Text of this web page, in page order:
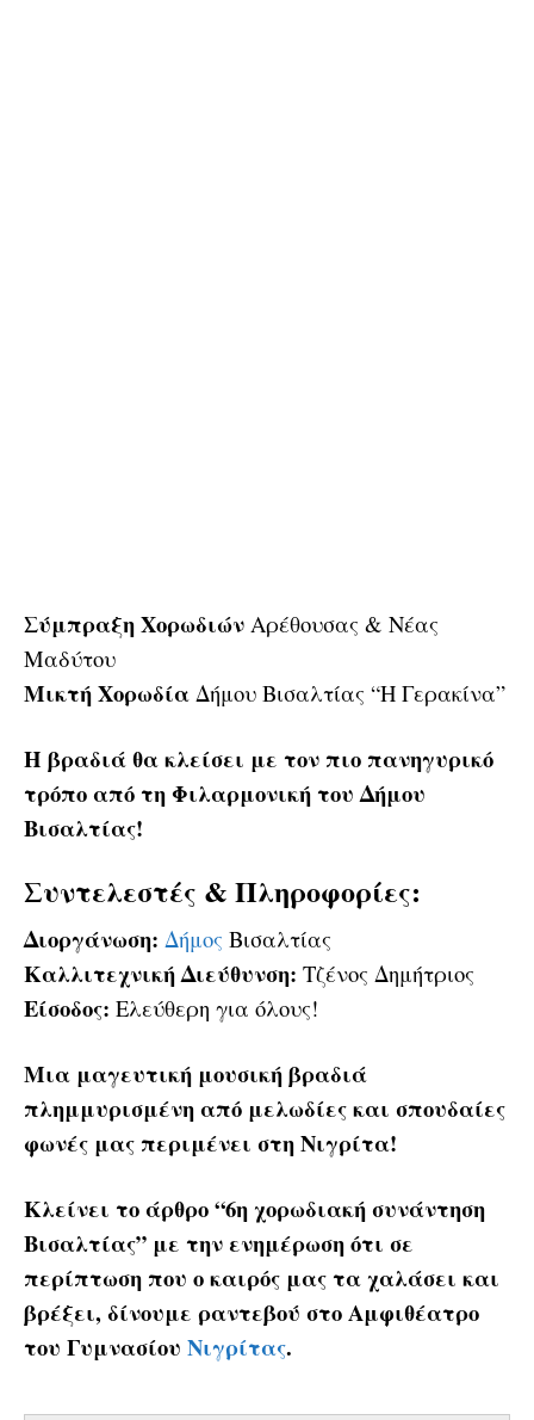
Σύμπραξη Χορωδιών Αρέθουσας & Νέας
Μαδύτου
Μικτή Χορωδία Δήμου Βισαλτίας “Η Γερακίνα”
Η βραδιά θα κλείσει με τον πιο πανηγυρικό
τρόπο από τη Φιλαρμονική του Δήμου
Βισαλτίας!
Συντελεστές & Πληροφορίες:
Διοργάνωση: Δήμος Βισαλτίας
Καλλιτεχνική Διεύθυνση: Τζένος Δημήτριος
Είσοδος: Ελεύθερη για όλους!
Μια μαγευτική μουσική βραδιά
πλημμυρισμένη από μελωδίες και σπουδαίες
φωνές μας περιμένει στη Νιγρίτα!
Κλείνει το άρθρο “6η χορωδιακή συνάντηση
Βισαλτίας” με την ενημέρωση ότι σε
περίπτωση που ο καιρός μας τα χαλάσει και
βρέξει, δίνουμε ραντεβού στο Αμφιθέατρο
του Γυμνασίου Νιγρίτας.